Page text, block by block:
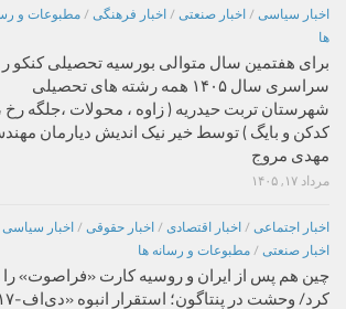
اخبار سیاسی / اخبار صنعتی / اخبار فرهنگی / مطبوعات و
ها
برای هفتمین سال متوالی بورسیه تحصیلی کنکو ر
سراسری سال ۱۴۰۵ همه رشته های تحصیلی
شهرستان تربت حیدریه ( زاوه ، محولات ،جلگه رخ
کدکن و بایگ ) توسط خیر نیک اندیش دیارمان
مهدی مروج
مرداد ۱۷, ۱۴۰۵
اخبار اجتماعی / اخبار اقتصادی / اخبار حقوقی / اخبار سیاسی
اخبار صنعتی / مطبوعات و رسانه ها
چین هم پس از ایران و روسیه کارت «فراصوت» را